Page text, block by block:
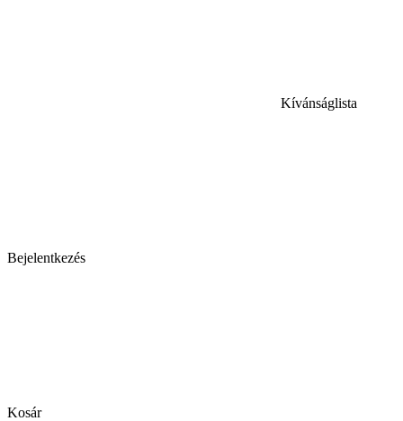
Kívánságlista
Bejelentkezés
Kosár